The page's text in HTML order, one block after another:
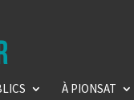
À PIONSAT